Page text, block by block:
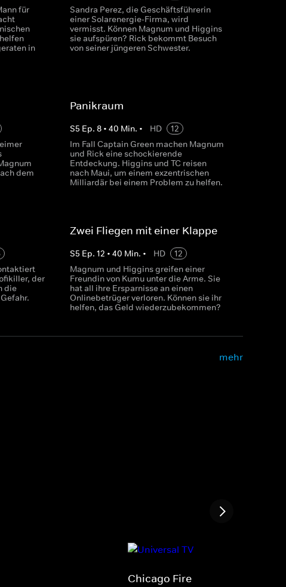
für
in
Sandra Perez, die Geschäftsführerin
einer Solarenergie-Firma, wird
vermisst. Können Magnum und Higgins
sie aufspüren? Rick bekommt Besuch
von seiner jüngeren Schwester.
dem
Panikraum
S5 Ep. 8• 40 Min. • HD
12
Im Fall Captain Green machen Magnum
und Rick eine schockierende
Entdeckung. Higgins und TC reisen
nach Maui, um einem exzentrischen
Milliardär bei einem Problem zu helfen.
der
die
Zwei Fliegen mit einer Klappe
S5 Ep. 12 • 40 Min. • HD
12
Magnum und Higgins greifen einer
Freundin von Kumu unter die Arme. Sie
hat all ihre Ersparnisse an einen
Onlinebetrüger verloren. Können sie ihr
helfen, das Geld wiederzubekommen?
mehr
Chicago Fire